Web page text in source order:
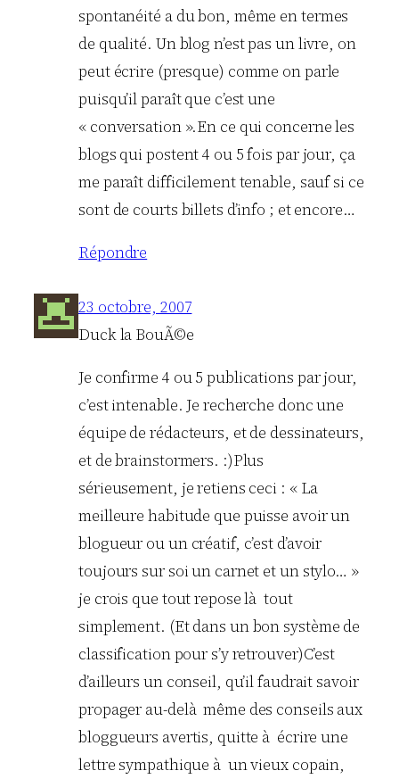
spontanéité a du bon, même en termes
de qualité. Un blog n’est pas un livre, on
peut écrire (presque) comme on parle
puisqu’il paraît que c’est une
« conversation ».En ce qui concerne les
blogs qui postent 4 ou 5 fois par jour, ça
me paraît difficilement tenable, sauf si ce
sont de courts billets d’info ; et encore…
Répondre
23 octobre, 2007
Duck la BouÃ©e
Je confirme 4 ou 5 publications par jour,
c’est intenable. Je recherche donc une
équipe de rédacteurs, et de dessinateurs,
et de brainstormers. :)Plus
sérieusement, je retiens ceci : « La
meilleure habitude que puisse avoir un
blogueur ou un créatif, c’est d’avoir
toujours sur soi un carnet et un stylo… »
je crois que tout repose là tout
simplement. (Et dans un bon système de
classification pour s’y retrouver)C’est
d’ailleurs un conseil, qu’il faudrait savoir
propager au-delà même des conseils aux
bloggueurs avertis, quitte à écrire une
lettre sympathique à un vieux copain,